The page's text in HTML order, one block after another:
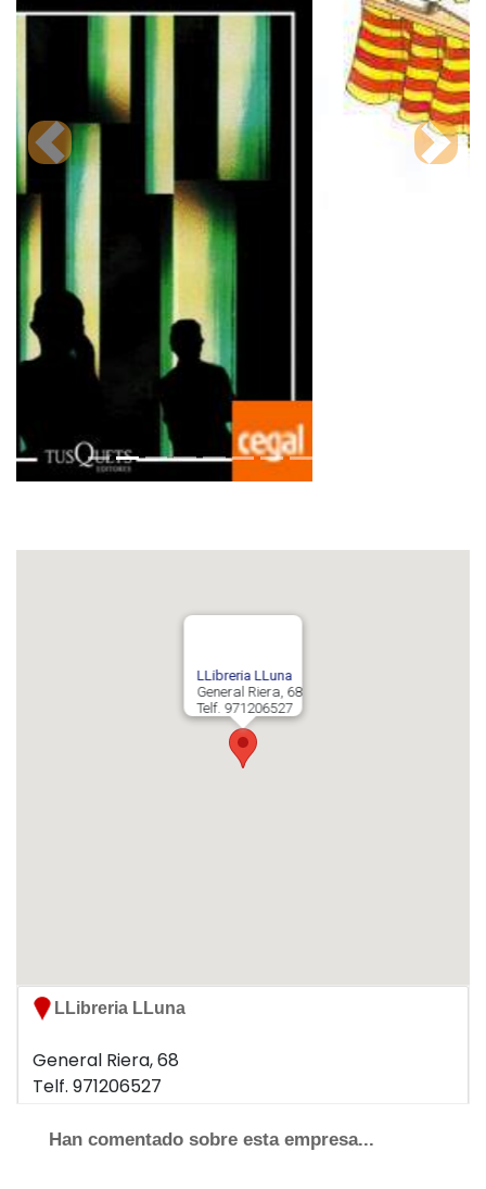
Previous Next
LLibreria LLuna
General Riera, 68
Telf. 971206527